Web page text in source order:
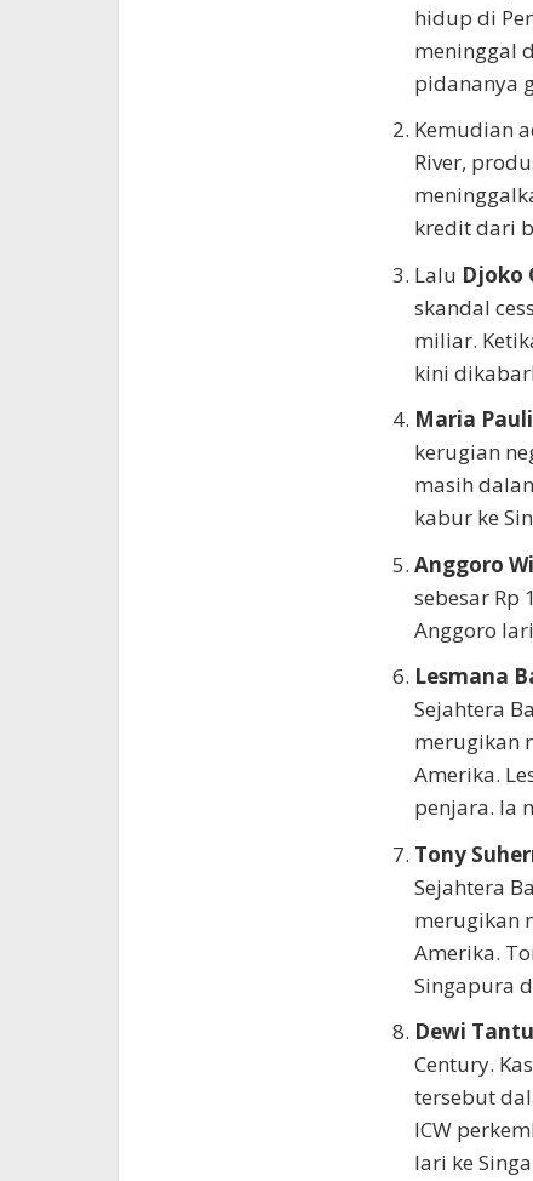
hidup di
meninggal
pidananya
Kemudian
River,
kredit dari
Lalu Djoko
skandal
miliar.
kini
Maria
kerugian
masih
kabur ke
Anggoro
sebesar Rp
Anggoro
Lesmana
Sejahtera
merugikan
Amerika.
penjara. Ia
Tony
Sejahtera
merugikan
Amerika.
Singapura
Dewi
Century.
tersebut
ICW
lari ke